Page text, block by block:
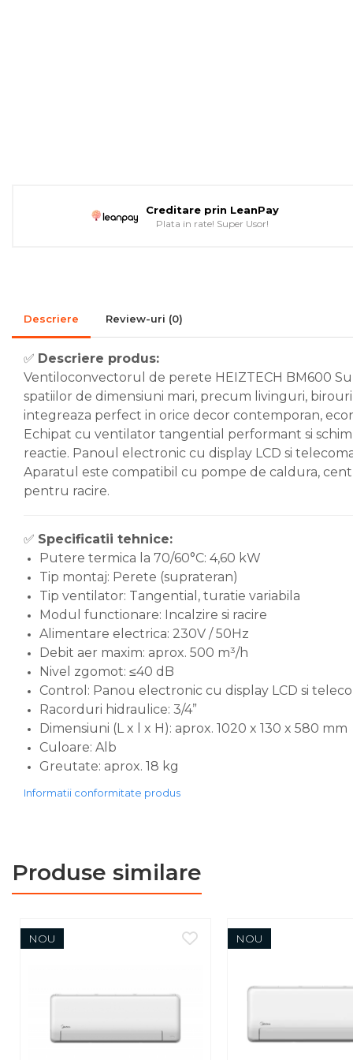
Cazane pe lemne cu
pe peleti
Centrale mixte lemn-pelet
Accesorii de montaj
Seminee
Radiatoare
Radiatoare din otel
Radiatoare din aluminiu
Radiatoare de baie
Accesorii radiatoare
Preparatoare pentru apa calda
menajera
Boilere electrice
Boilere termoelectrice
Boilere indirecte cu
serpentina
Boilere solare indirecte (cu
serpentina)
Boilere pentru pompe de
caldura
Accesorii boilere
Fitinguri alama
Robineti
Robineti coltari pentru apa
Robineti pentru gaz
Creditare prin LeanPay
Plata in rate! Super Usor!
Descriere Review-uri (0)
✅ Descriere produs:
Ventiloconvectorul de perete HEIZTECH BM600
spatiilor de dimensiuni mari, precum livinguri,
integreaza perfect in orice decor contemporan,
Echipat cu ventilator tangential performant si
reactie. Panoul electronic cu display LCD si
Aparatul este compatibil cu pompe de caldura,
pentru racire.
✅ Specificatii tehnice:
Putere termica la 70/60°C: 4,60 kW
Tip montaj: Perete (suprateran)
Tip ventilator: Tangential, turatie variabila
Modul functionare: Incalzire si racire
Alimentare electrica: 230V / 50Hz
Debit aer maxim: aprox. 500 m³/h
Nivel zgomot: ≤40 dB
Control: Panou electronic cu display LCD si
Racorduri hidraulice: 3/4”
Dimensiuni (L x l x H): aprox. 1020 x 130 x 580 mm
Culoare: Alb
Greutate: aprox. 18 kg
Informatii conformitate produs
Produse similare
NOU NOU